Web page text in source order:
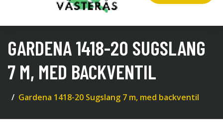
GARDENA 1418-20 SUGSLANG
7 M, MED BACKVENTIL
Gardena 1418-20 Sugslang 7 m, med backventil